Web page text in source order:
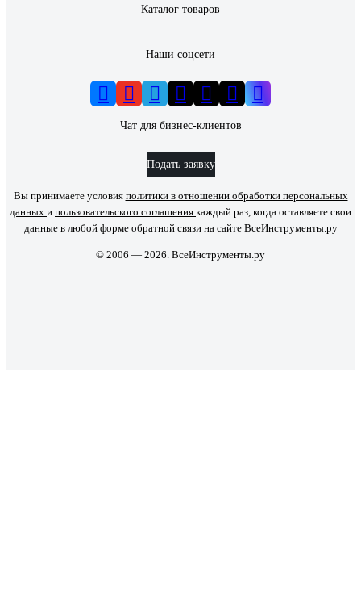
Каталог товаров
Наши соцсети
Чат для бизнес-клиентов
Подать заявку
Вы принимаете условия политики в отношении обработки персональных
данных и пользовательского соглашения каждый раз, когда оставляете свои
данные в любой форме обратной связи на сайте ВсеИнструменты.ру
© 2006 — 2026. ВсеИнструменты.ру